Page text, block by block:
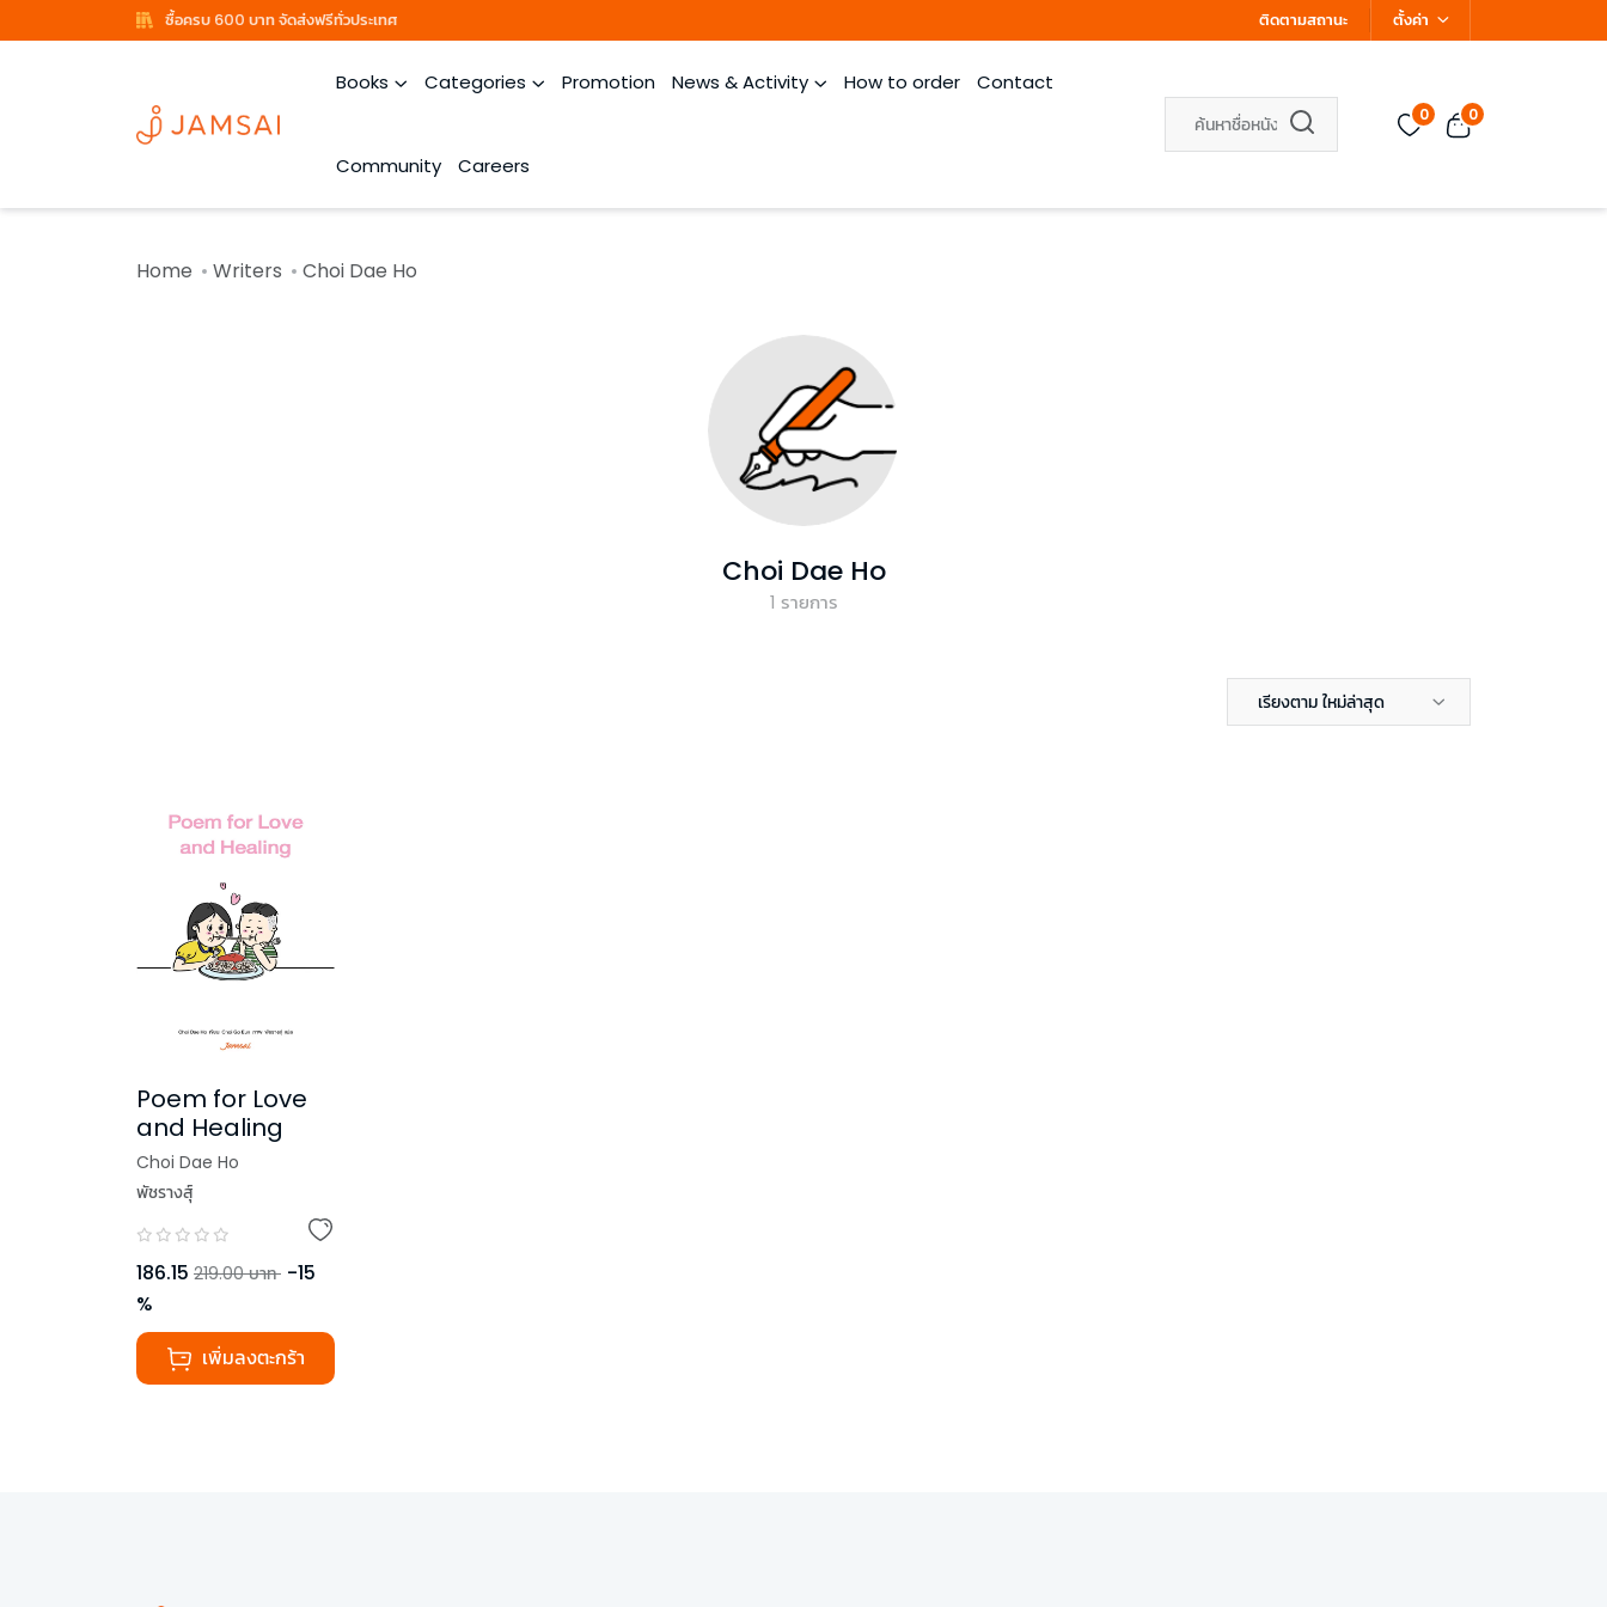
ซื้อครบ 600 บาท จัดส่งฟรีทั่วประเทศ ติดตามสถานะ ตั้งค่า
Books Categories Promotion News & Activity How to order Contact
Community Careers
0 0
Home Writers Choi Dae Ho
Choi Dae Ho
1 รายการ
เรียงตาม ใหม่ล่าสุด
Poem for Love
and Healing
Choi Dae Ho
พัชรางสุ์
186.15 219.00 บาท -15
%
เพิ่มลงตะกร้า